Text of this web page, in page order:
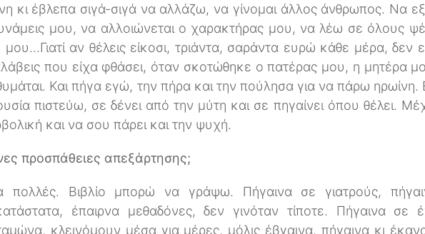
κι έβλεπα σιγά-σιγά να αλλάζω, να γίνομαι άλλος άνθρωπος. Να
μου, να αλλοιώνεται ο χαρακτήρας μου, να λέω σε όλους
αν θέλεις είκοσι, τριάντα, σαράντα ευρώ κάθε μέρα, δεν
που είχα φθάσει, όταν σκοτώθηκε ο πατέρας μου, η μητέρα
Και πήγα εγώ, την πήρα και την πούλησα για να πάρω ηρωίνη.
πιστεύω, σε δένει από την μύτη και σε πηγαίνει όπου θέλει.
και να σου πάρει και την ψυχή.
προσπάθειες απεξάρτησης;
πολλές. Βιβλίο μπορώ να γράψω. Πήγαινα σε γιατρούς,
έπαιρνα μεθαδόνες, δεν γινόταν τίποτε. Πήγαινα σε
κλεινόμουν μέσα για μέρες, μόλις έβγαινα, πήγαινα κι